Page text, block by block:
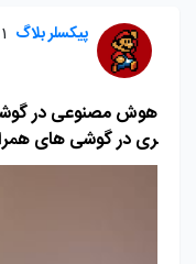
پیکسلر بلاگ 1 سال پیش
ری در گوشی های